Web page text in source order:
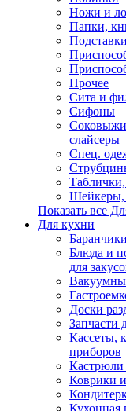
Ножи и
Папки,
Подставки
Прочее
Сита и
Сифоны
слайсеры
Спец.
Шейкеры,
Показать все
Для кухни
Блюда и
для
Доски
Запчасти
Кассеты,
приборов
Коврики
Кухонная